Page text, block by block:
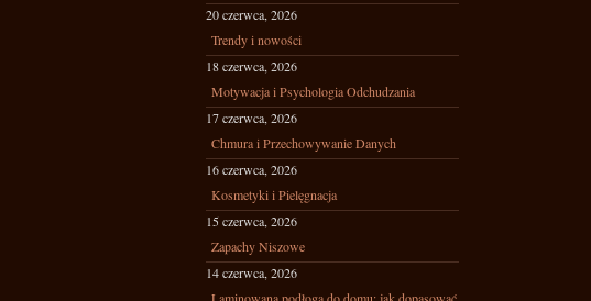
20 czerwca, 2026
Trendy i nowości
18 czerwca, 2026
Motywacja i Psychologia Odchudzania
17 czerwca, 2026
Chmura i Przechowywanie Danych
16 czerwca, 2026
Kosmetyki i Pielęgnacja
15 czerwca, 2026
Zapachy Niszowe
14 czerwca, 2026